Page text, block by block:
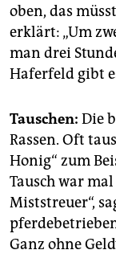
oben, das
erklärt: „Um
man drei
Haferfeld gibt
Tauschen: Die
Rassen. Oft
Honig“ zum
Tausch war
Miststreuer“,
Ganz ohne